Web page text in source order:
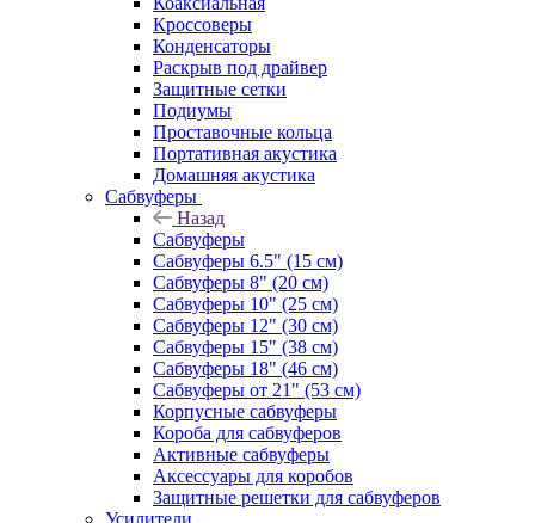
Кроссоверы
Конденсаторы
Раскрыв под драйвер
Защитные сетки
Подиумы
Проставочные кольца
Портативная акустика
Домашняя акустика
Сабвуферы
Назад
Сабвуферы
Сабвуферы 6.5" (15 см)
Сабвуферы 8" (20 см)
Сабвуферы 10" (25 см)
Сабвуферы 12" (30 см)
Сабвуферы 15" (38 см)
Сабвуферы 18" (46 см)
Сабвуферы от 21" (53 см)
Корпусные сабвуферы
Короба для сабвуферов
Активные сабвуферы
Аксессуары для коробов
Защитные решетки для сабвуферов
Усилители